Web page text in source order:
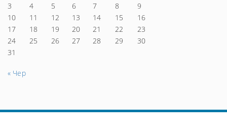
3
4 5 6 7 8
9
10
11 12 13 14 15
16
17
18 19 20 21 22
23
24
25 26 27 28 29
30
31
« Чер